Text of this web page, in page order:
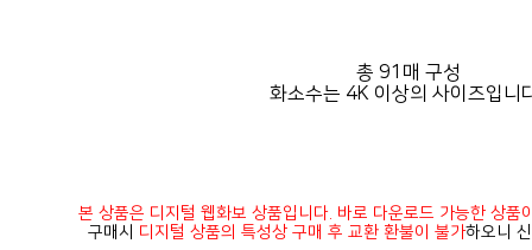
총 91매 구성
화소수는 4K 이상의 사이즈입니
본 상품은 디지털 웹화보 상품입니다. 바로 다운로드 가능한 상품
구매시 디지털 상품의 특성상 구매 후 교환 환불이 불가하오니